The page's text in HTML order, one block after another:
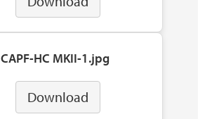
CAPF-HC MKII-1.jpg
Download